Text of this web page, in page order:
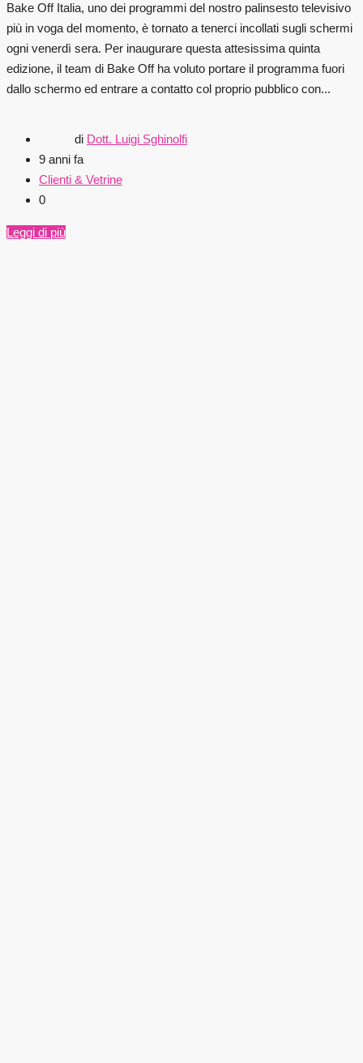
Bake Off Italia, uno dei programmi del nostro palinsesto televisivo
più in voga del momento, è tornato a tenerci incollati sugli schermi
ogni venerdì sera. Per inaugurare questa attesissima quinta
edizione, il team di Bake Off ha voluto portare il programma fuori
dallo schermo ed entrare a contatto col proprio pubblico con...
di Dott. Luigi Sghinolfi
9 anni fa
Clienti & Vetrine
0
Leggi di più